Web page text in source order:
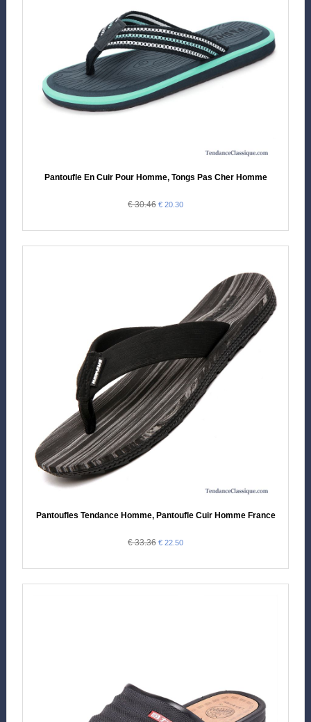
Pantoufle En Cuir Pour Homme, Tongs Pas Cher Homme
€ 30.46 € 20.30
Pantoufles Tendance Homme, Pantoufle Cuir Homme France
€ 33.36 € 22.50